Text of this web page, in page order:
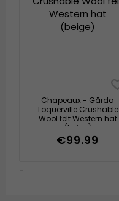
Chapeaux - Gårda
Toquerville Crushable
Wool felt Western hat
(beige)
€99.99
-